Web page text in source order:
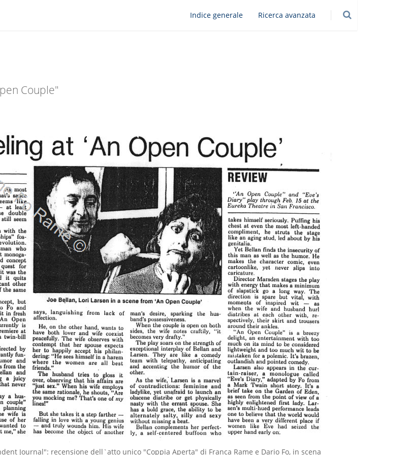
Indice generale Ricerca avanzata
Couple"
Journal": recensione dell`atto unico "Coppia Aperta" di Franca Rame e Dario Fo, in scena